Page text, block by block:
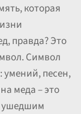
которая
правда? Это
Символ
умений, песен,
меда – это
ушедшим